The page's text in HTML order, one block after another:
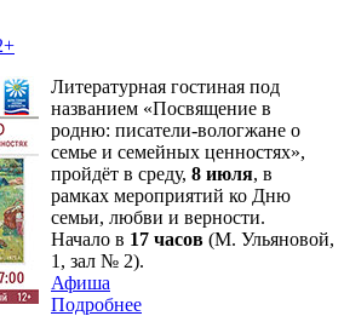
Литературная гостиная под
названием «Посвящение в
родню: писатели-вологжане о
семье и семейных ценностях»,
пройдёт в среду, 8 июля, в
рамках мероприятий ко Дню
семьи, любви и верности.
Начало в 17 часов (М. Ульяновой,
1, зал № 2).
Афиша
Подробнее